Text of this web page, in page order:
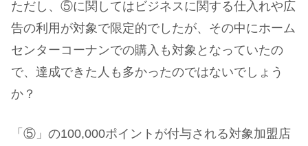
ただし、⑤に関してはビジネスに関する仕入れや広
告の利用が対象で限定的でしたが、その中にホーム
センターコーナンでの購入も対象となっていたの
で、達成できた人も多かったのではないでしょう
か？
「⑤」の100,000ポイントが付与される対象加盟店